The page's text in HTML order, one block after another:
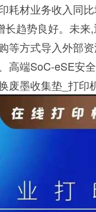
耗材业务收入同
长趋势良好。未
等方式导入外部
高端SoC-eSE安
废墨收集垫_打印